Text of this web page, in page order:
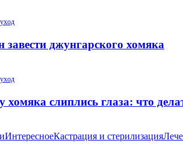
завести джунгарского хомяка
хомяка слиплись глаза: что
ИнтересноеКастрация и стерилизация